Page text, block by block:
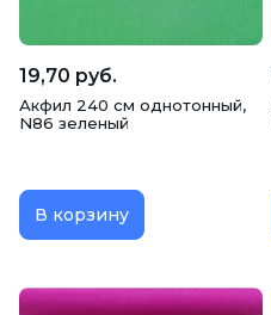
19,70 руб.
Акфил 240 см однотонный,
N86 зеленый
В корзину